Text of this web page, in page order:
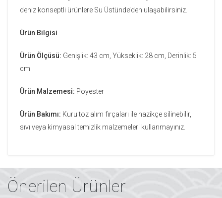
deniz konseptli ürünlere Su Üstünde’den ulaşabilirsiniz.
Ürün Bilgisi
Ürün Ölçüsü: Genişlik: 43 cm, Yükseklik: 28 cm, Derinlik: 5
cm
Ürün Malzemesi: Poyester
Ürün Bakımı: Kuru toz alım fırçaları ile nazikçe silinebilir,
sıvı veya kimyasal temizlik malzemeleri kullanmayınız.
Önerilen Ürünler